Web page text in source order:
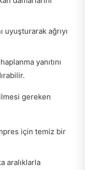
uyuşturarak ağrıyı
yanıtını
gereken
için temiz bir
aralıklarla